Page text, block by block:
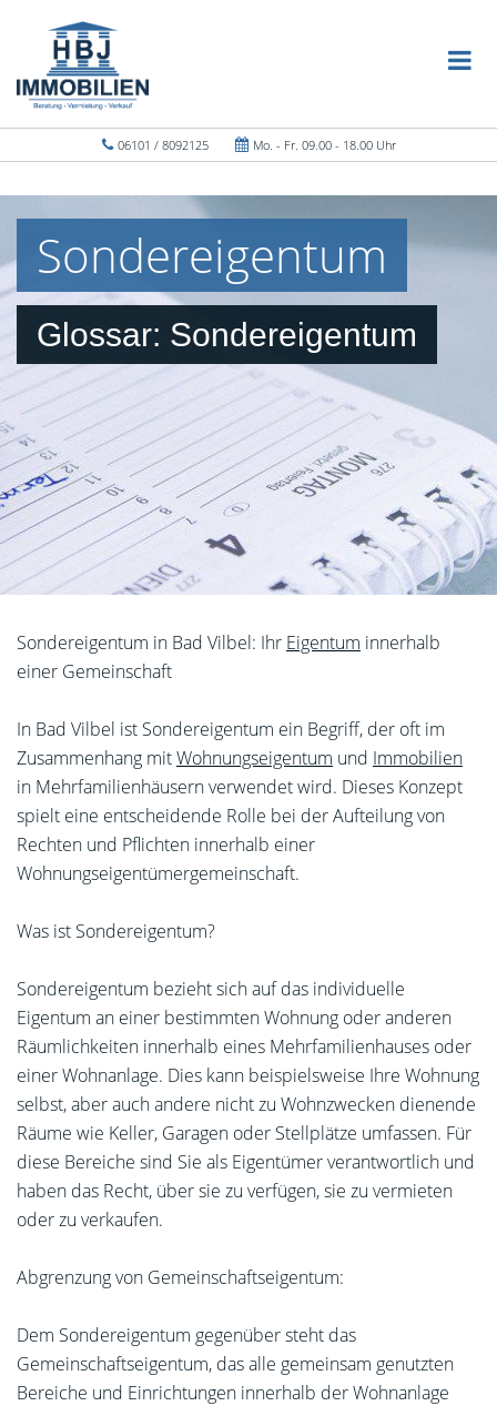
06101 / 8092125 Mo. - Fr. 09.00 - 18.00 Uhr
Sondereigentum
Glossar: Sondereigentum
Sondereigentum in Bad Vilbel: Ihr Eigentum innerhalb
einer Gemeinschaft
In Bad Vilbel ist Sondereigentum ein Begriff, der oft im
Zusammenhang mitWohnungseigentum und Immobilien
in Mehrfamilienhäusern verwendet wird. Dieses Konzept
spielt eine entscheidende Rolle bei der Aufteilung von
Rechten und Pflichten innerhalb einer
Wohnungseigentümergemeinschaft.
Was ist Sondereigentum?
Sondereigentum bezieht sich auf das individuelle
Eigentum an einer bestimmten Wohnung oder anderen
Räumlichkeiten innerhalb eines Mehrfamilienhauses oder
einer Wohnanlage. Dies kann beispielsweise Ihre Wohnung
selbst, aber auch andere nicht zu Wohnzwecken dienende
Räume wie Keller, Garagen oder Stellplätze umfassen. Für
diese Bereiche sind Sie als Eigentümer verantwortlich und
haben das Recht, über sie zu verfügen, sie zu vermieten
oder zu verkaufen.
Abgrenzung von Gemeinschaftseigentum:
Dem Sondereigentum gegenüber steht das
Gemeinschaftseigentum, das alle gemeinsam genutzten
Bereiche und Einrichtungen innerhalb der Wohnanlage